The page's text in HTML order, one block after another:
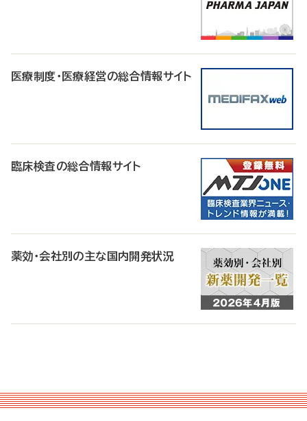
医療制度・医療経営の総合情報サイト
臨床検査の総合情報サイト
薬効・会社別の主な国内開発状況